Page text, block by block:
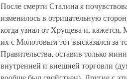
После смерти Сталина я
изменилось в отрицательную
когда узнал от Хрущева и,
их с Молотовым тот высказался за
Правительства, оставив только
внутренней и внешней торговли